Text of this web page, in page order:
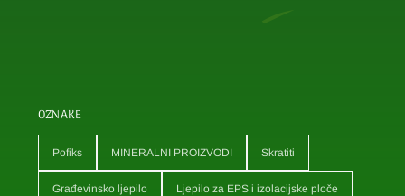
OZNAKE
Pofiks MINERALNI PROIZVODI Skratiti
Građevinsko ljepilo Ljepilo za EPS i izolacijske ploče